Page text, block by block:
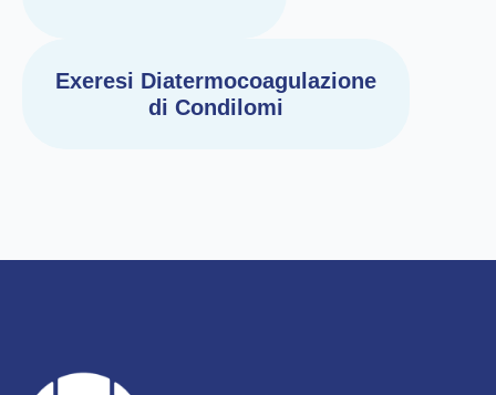
Exeresi Diatermocoagulazione
di Condilomi